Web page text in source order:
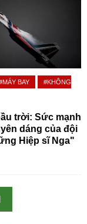
BAY
#KHÔNG
trời: Sức mạnh
dáng của đội
Hiệp sĩ Nga"